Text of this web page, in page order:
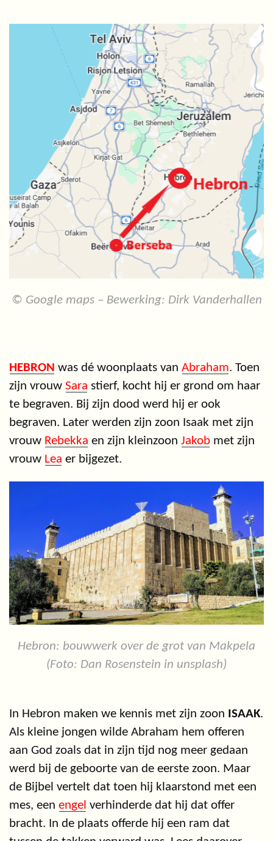
© Google maps – Bewerking: Dirk Vanderhallen
HEBRON was dé woonplaats van Abraham. Toen
zijn vrouw Sara stierf, kocht hij er grond om haar
te begraven. Bij zijn dood werd hij er ook
begraven. Later werden zijn zoon Isaak met zijn
vrouw Rebekka en zijn kleinzoon Jakob met zijn
vrouw Lea er bijgezet.
Hebron: bouwwerk over de grot van Makpela
(Foto: Dan Rosenstein in unsplash)
In Hebron maken we kennis met zijn zoon ISAAK.
Als kleine jongen wilde Abraham hem offeren
aan God zoals dat in zijn tijd nog meer gedaan
werd bij de geboorte van de eerste zoon. Maar
de Bijbel vertelt dat toen hij klaarstond met een
mes, een engel verhinderde dat hij dat offer
bracht. In de plaats offerde hij een ram dat